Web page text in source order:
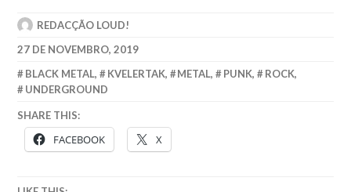
REDACÇÃO LOUD!
27 DE NOVEMBRO, 2019
BLACK METAL, KVELERTAK, METAL, PUNK, ROCK,
UNDERGROUND
SHARE THIS:
FACEBOOK X